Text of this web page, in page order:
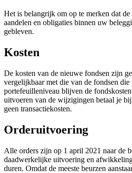
Het is belangrijk om op te merken dat de
aandelen en obligaties binnen uw
gebleven.
Kosten
De kosten van de nieuwe fondsen zijn
vergelijkbaar met die van de fondsen
portefeuilleniveau blijven de
uitvoeren van de wijzigingen betaal je
geen transactiekosten.
Orderuitvoering
Alle orders zijn op 1 april 2021 naar de
daadwerkelijke uitvoering en
duren. Omdat de meeste beurzen